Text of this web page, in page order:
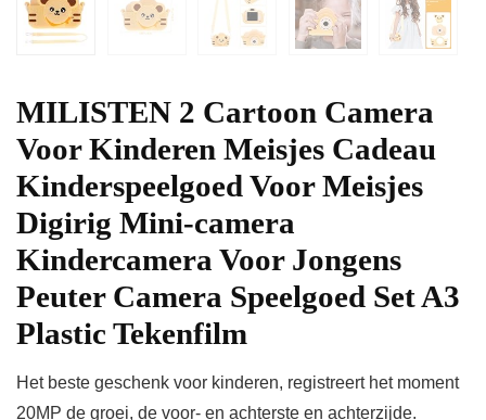
MILISTEN 2 Cartoon Camera
Voor Kinderen Meisjes Cadeau
Kinderspeelgoed Voor Meisjes
Digirig Mini-camera
Kindercamera Voor Jongens
Peuter Camera Speelgoed Set A3
Plastic Tekenfilm
Het beste geschenk voor kinderen, registreert het moment
20MP de groei, de voor- en achterste en achterzijde.